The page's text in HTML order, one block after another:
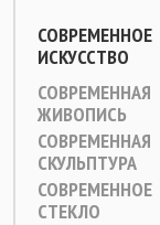
СОВРЕМЕННОЕ
ИСКУССТВО
СОВРЕМЕННАЯ
ЖИВОПИСЬ
СОВРЕМЕННАЯ
СКУЛЬПТУРА
СОВРЕМЕННОЕ
СТЕКЛО